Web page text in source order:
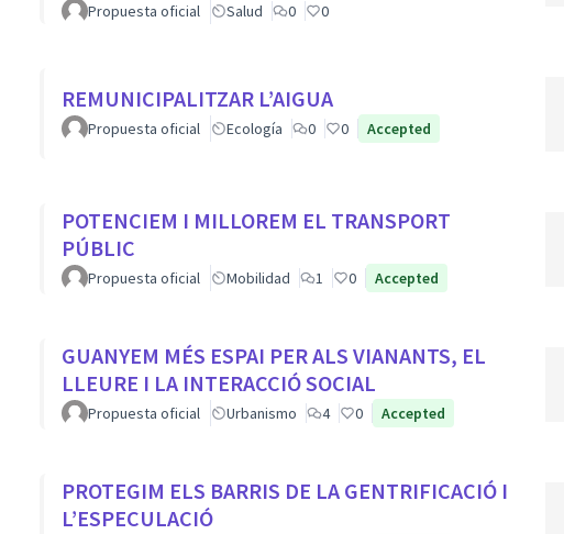
Propuesta oficial Salud 0 0
REMUNICIPALITZAR L’AIGUA
Propuesta oficial Ecología 0 0 Accepted
POTENCIEM I MILLOREM EL TRANSPORT
PÚBLIC
Propuesta oficial Mobilidad 1 0 Accepted
GUANYEM MÉS ESPAI PER ALS VIANANTS, EL
LLEURE I LA INTERACCIÓ SOCIAL
Propuesta oficial Urbanismo 4 0 Accepted
PROTEGIM ELS BARRIS DE LA GENTRIFICACIÓ I
L’ESPECULACIÓ